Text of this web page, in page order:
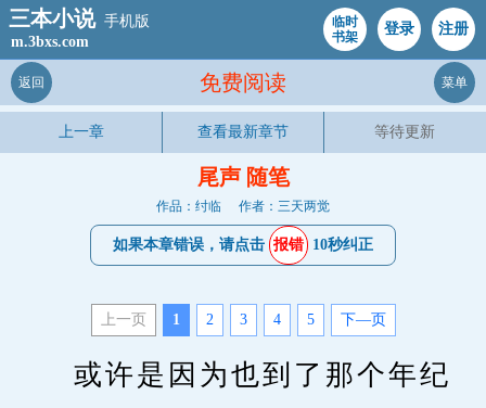
三本小说 手机版
m.3bxs.com
临时
书架
登录 注册
免费阅读
返回 菜单
上一章 查看最新章节 等待更新
尾声 随笔
作品：纣临 作者：三天两觉
如果本章错误，请点击 报错 10秒纠正
上一页 1 2 3 4 5 下—页
或许是因为也到了那个年纪